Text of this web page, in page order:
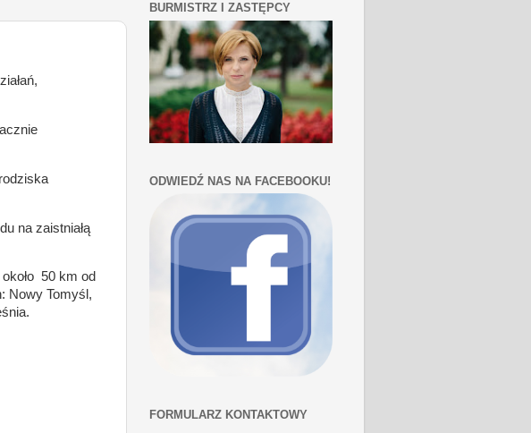
na zaistniałą
50 km od
Nowy Tomyśl,
BURMISTRZ I ZASTĘPCY
ODWIEDŹ NAS NA FACEBOOKU!
FORMULARZ KONTAKTOWY